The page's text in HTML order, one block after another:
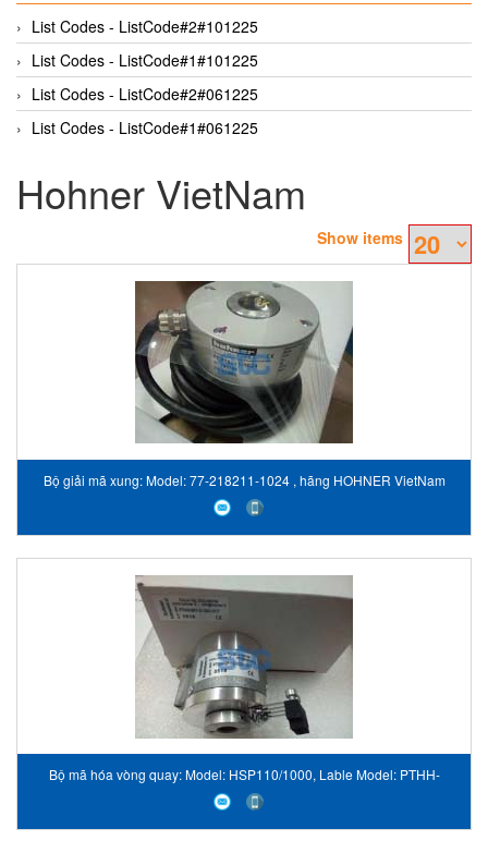
List Codes - ListCode#2#101225
List Codes - ListCode#1#101225
List Codes - ListCode#2#061225
List Codes - ListCode#1#061225
Hohner VietNam
Show items
Bộ giải mã xung: Model: 77-218211-1024 , hãng HOHNER VietNam
STC VietNam
Bộ mã hóa vòng quay: Model: HSP110/1000, Lable Model: PTHH-
HSB110.125/1000-VN1, hãng Hohner VietNam STC VietNam